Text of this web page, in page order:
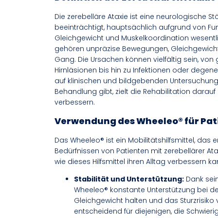
Die zerebelläre Ataxie ist eine neurologische
beeinträchtigt, hauptsächlich aufgrund von
Gleichgewicht und Muskelkoordination
gehören unpräzise Bewegungen,
Gang. Die Ursachen können vielfältig sein,
Hirnläsionen bis hin zu Infektionen oder
auf klinischen und bildgebenden
Behandlung gibt, zielt die Rehabilitation
verbessern.
Verwendung des Wheeleo® für
Das Wheeleo® ist ein Mobilitätshilfsmittel, das
Bedürfnissen von Patienten mit zerebellärer
wie dieses Hilfsmittel ihren Alltag verbessern
Stabilität und Unterstützung: Dank
Wheeleo® konstante Unterstützung bei
Gleichgewicht halten und das Sturzrisiko
entscheidend für diejenigen, die